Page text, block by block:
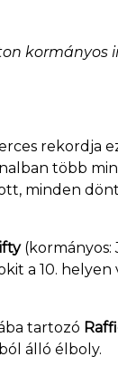
kormányos
rekordja
több
minden
(kormányos:
a 10.
tartozó
álló élboly.